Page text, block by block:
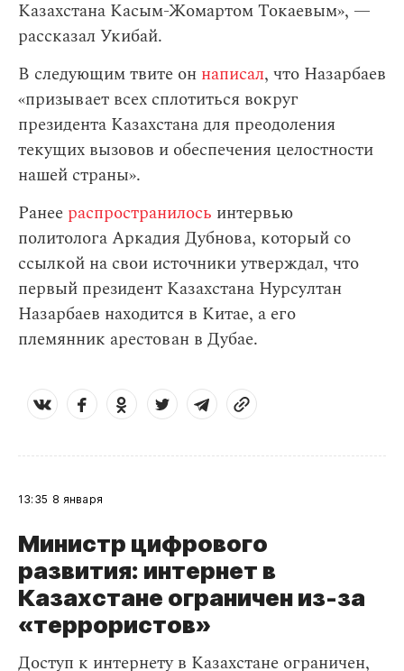
Казахстана Касым-Жомартом Токаевым», —
рассказал Укибай.
В следующим твите он написал, что Назарбаев
«призывает всех сплотиться вокруг
президента Казахстана для преодоления
текущих вызовов и обеспечения целостности
нашей страны».
Ранее распространилось интервью
политолога Аркадия Дубнова, который со
ссылкой на свои источники утверждал, что
первый президент Казахстана Нурсултан
Назарбаев находится в Китае, а его
племянник арестован в Дубае.
13:35 8 января
Министр цифрового
развития: интернет в
Казахстане ограничен из-за
«террористов»
Доступ к интернету в Казахстане ограничен,